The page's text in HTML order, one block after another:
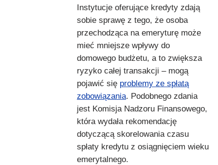
Instytucje oferujące kredyty zdają
sobie sprawę z tego, że osoba
przechodząca na emeryturę może
mieć mniejsze wpływy do
domowego budżetu, a to zwiększa
ryzyko całej transakcji – mogą
pojawić się problemy ze spłatą
zobowiązania. Podobnego zdania
jest Komisja Nadzoru Finansowego,
która wydała rekomendację
dotyczącą skorelowania czasu
spłaty kredytu z osiągnięciem wieku
emerytalnego.